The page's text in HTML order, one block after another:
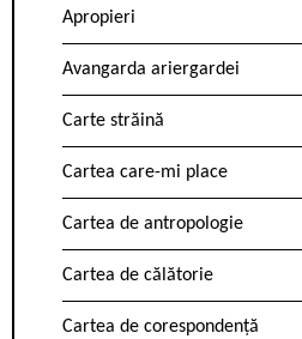
Apropieri
Avangarda ariergardei
Carte străină
Cartea care-mi place
Cartea de antropologie
Cartea de călătorie
Cartea de corespondență